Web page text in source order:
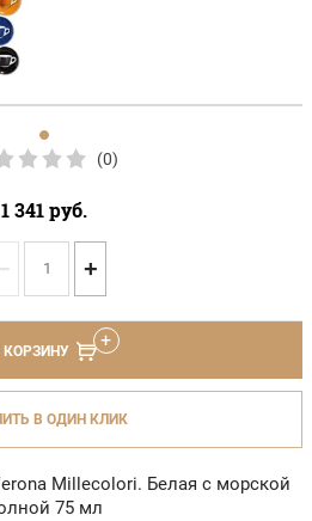
(0)
1 341руб.
+
КОРЗИНУ
В ОДИН КЛИК
Millecolori. Белая с морской
75 мл